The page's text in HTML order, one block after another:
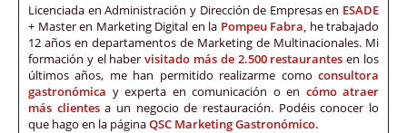
Licenciada en Administración y Dirección de Empresas en ESADE
+ Master en Marketing Digital en la Pompeu Fabra, he trabajado
12 años en departamentos de Marketing de Multinacionales. Mi
formación y el habervisitado más de 2.500 restaurantes en los
últimos años, me han permitido realizarme como consultora
gastronómica y experta en comunicación o en cómo atraer
más clientes a un negocio de restauración. Podéis conocer lo
que hago en la páginaQSC Marketing Gastronómico.